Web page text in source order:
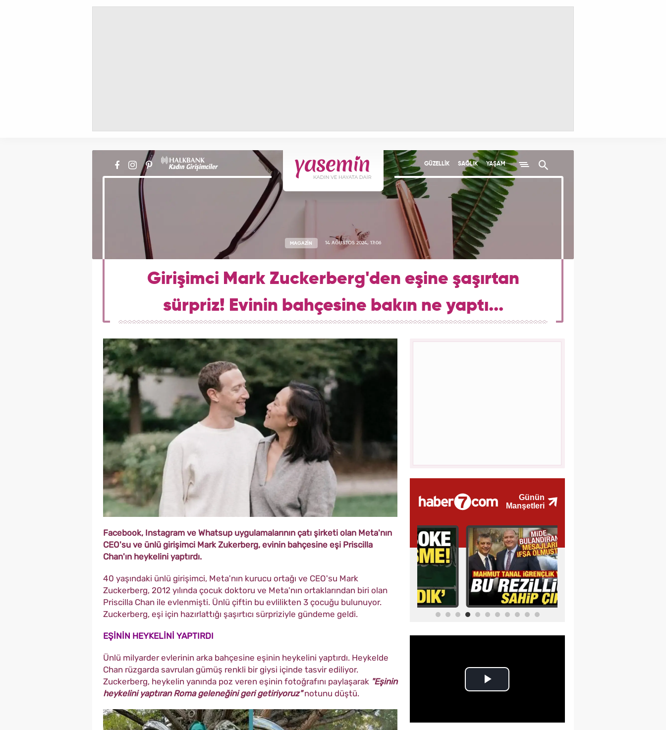
GÜZELLİK SAĞLIK YAŞAM
MAGAZİN 14 AĞUSTOS 2024, 17:06
Girişimci Mark Zuckerberg'den eşine şaşırtan
sürpriz! Evinin bahçesine bakın ne yaptı...
Facebook, Instagram ve Whatsup uygulamalarının çatı şirketi olan Meta'nın
CEO'su ve ünlü girişimci Mark Zukerberg, evinin bahçesine eşi Priscilla
Chan'ın heykelini yaptırdı.
40 yaşındaki ünlü girişimci, Meta'nın kurucu ortağı ve CEO'su Mark
Zuckerberg, 2012 yılında çocuk doktoru ve Meta'nın ortaklarından biri olan
Priscilla Chan ile evlenmişti. Ünlü çiftin bu evlilikten 3 çocuğu bulunuyor.
Zuckerberg, eşi için hazırlattığı şaşırtıcı sürpriziyle gündeme geldi.
EŞİNİN HEYKELİNİ YAPTIRDI
Ünlü milyarder evlerinin arka bahçesine eşinin heykelini yaptırdı. Heykelde
Chan rüzgarda savrulan gümüş renkli bir giysi içinde tasvir ediliyor.
Zuckerberg, heykelin yanında poz veren eşinin fotoğrafını paylaşarak "Eşinin
heykelini yaptıran Roma geleneğini geri getiriyoruz"notunu düştü.